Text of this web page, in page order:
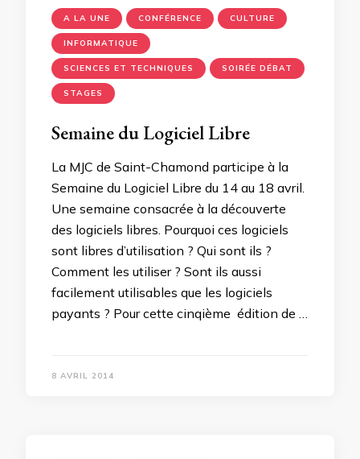
A LA UNE CONFÉRENCE CULTURE
INFORMATIQUE
SCIENCES ET TECHNIQUES SOIRÉE DÉBAT
STAGES
Semaine du Logiciel Libre
La MJC de Saint-Chamond participe à la
Semaine du Logiciel Libre du 14 au 18 avril.
Une semaine consacrée à la découverte
des logiciels libres. Pourquoi ces logiciels
sont libres d’utilisation ? Qui sont ils ?
Comment les utiliser ? Sont ils aussi
facilement utilisables que les logiciels
payants ? Pour cette cinqième édition de …
8 AVRIL 2014